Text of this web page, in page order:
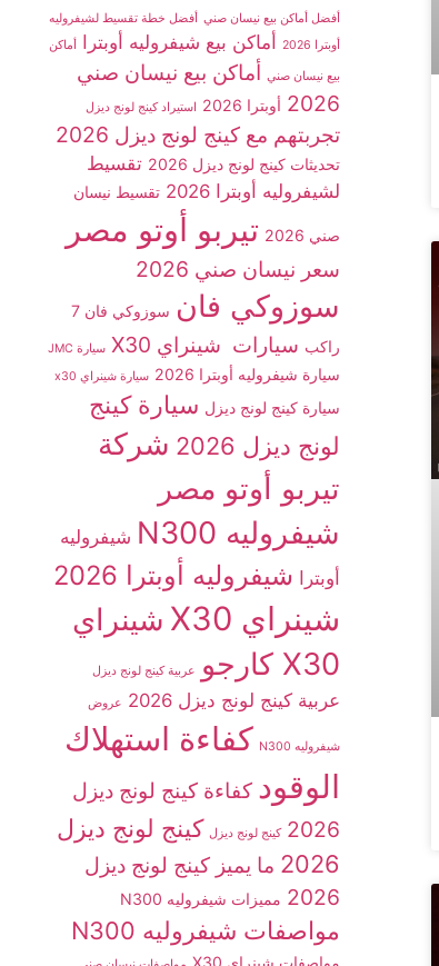
أفضل أماكن بيع نيسان صني أفضل خطة تقسيط لشيفروليه
أوبترا 2026
أماكن بيع شيفروليه أوبترا أماكن
بيع نيسان صني أماكن بيع نيسان صني
2026 أوبترا 2026 استيراد كينج لونج ديزل
تجربتهم مع كينج لونج ديزل 2026
تحديثات كينج لونج ديزل 2026
تقسيط
لشيفروليه أوبترا 2026
تقسيط نيسان
صني 2026 تيربو أوتو مصر
سعر نيسان صني 2026
سوزوكي فان
سوزوكي فان 7
راكب سيارات شينراي X30 سيارة JMC
سيارة شيفروليه أوبترا 2026 سيارة شينراي x30
سيارة كينج لونج ديزل سيارة كينج
لونج ديزل 2026
شركة
تيربو أوتو مصر
شيفروليه N300
شيفروليه
أوبترا شيفروليه أوبترا 2026
شينراي X30
شينراي
X30 كارجو
عربية كينج لونج ديزل
عربية كينج لونج ديزل 2026 عروض
شيفروليه N300
كفاءة استهلاك
الوقود كفاءة كينج لونج ديزل
2026 كينج لونج ديزل كينج لونج ديزل
2026 ما يميز كينج لونج ديزل
2026 مميزات شيفروليه N300
مواصفات شيفروليه N300
مواصفات شينراي X30